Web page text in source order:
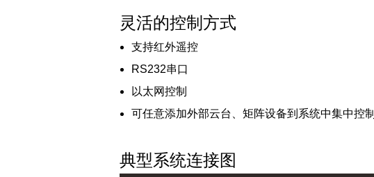
灵活的控制方式
支持红外遥控
RS232串口
以太网控制
可任意添加外部云台、矩阵设备到系统中集中控制
典型系统连接图